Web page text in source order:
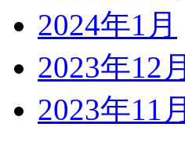
2024年1月
2023年12月
2023年11月